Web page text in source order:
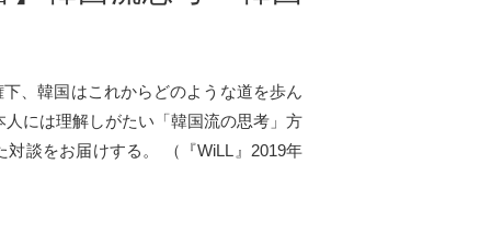
、韓国はこれからどのような道を歩ん
には理解しがたい「韓国流の思考」方
談をお届けする。 （『WiLL』2019年